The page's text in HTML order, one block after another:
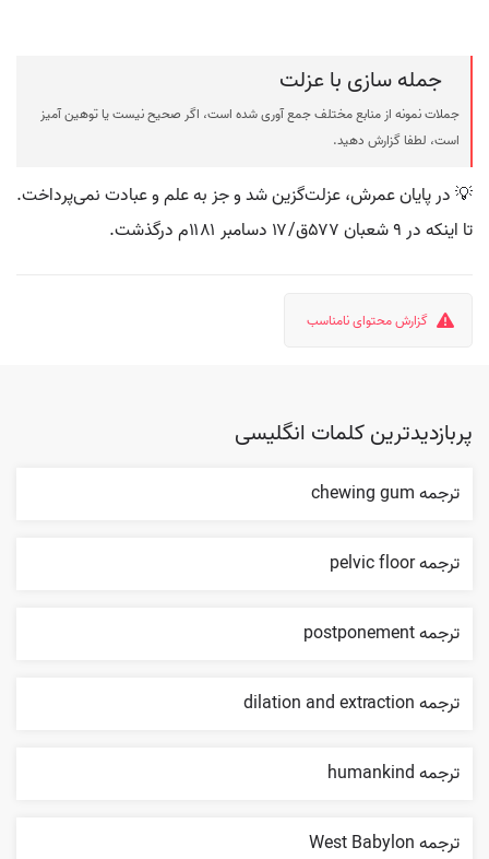
جمله سازی با عزلت
جملات نمونه از منابع مختلف جمع آوری شده است، اگر صحیح نیست یا توهین آمیز
است، لطفا گزارش دهید.
💡 در پایان عمرش، عزلت‌گزین شد و جز به علم و عبادت نمی‌پرداخت.
تا اینکه در ۹ شعبان ۵۷۷ق/۱۷ دسامبر ۱۱۸۱م درگذشت.
گزارش محتوای نامناسب
پربازدیدترین کلمات انگلیسی
ترجمه chewing gum
ترجمه pelvic floor
ترجمه postponement
ترجمه dilation and extraction
ترجمه humankind
ترجمه West Babylon